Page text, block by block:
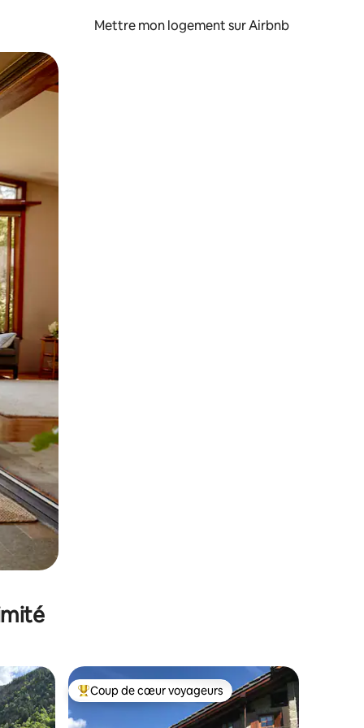
Mettre mon logement sur Airbnb
glisser.
Coups de cœur voyageurs les plus appréciés
Coup de cœur voyageurs